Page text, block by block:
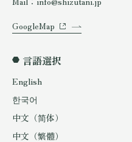
GoogleMap
言語選択
English
한국어
中文（简体）
中文（繁體）